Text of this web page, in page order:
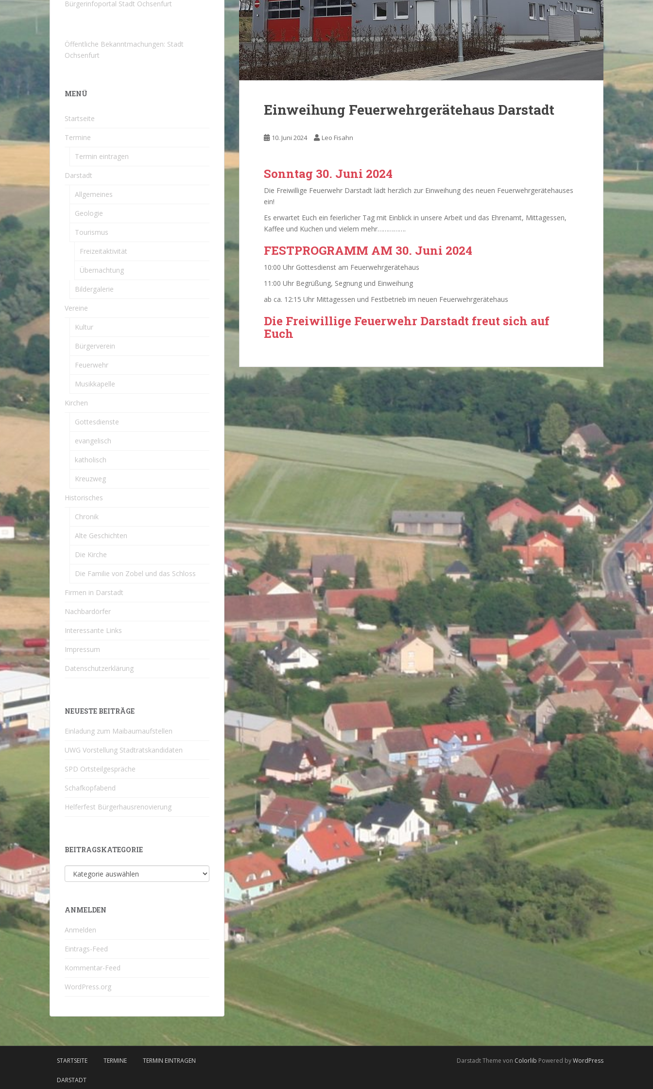
Einweihung Feuerwehrgerätehaus Darstadt
10. Juni 2024 Leo Fisahn
Sonntag 30. Juni 2024
Die Freiwillige Feuerwehr Darstadt lädt herzlich zur Einweihung des neuen Feuerwehrgerätehauses
ein!
Es erwartet Euch ein feierlicher Tag mit Einblick in unsere Arbeit und das Ehrenamt, Mittagessen,
Kaffee und Kuchen und vielem mehr…………….
FESTPROGRAMM AM 30. Juni 2024
10:00 Uhr Gottesdienst am Feuerwehrgerätehaus
11:00 Uhr Begrüßung, Segnung und Einweihung
ab ca. 12:15 Uhr Mittagessen und Festbetrieb im neuen Feuerwehrgerätehaus
Die Freiwillige Feuerwehr Darstadt freut sich auf
Euch
Bürgerinfoportal Stadt Ochsenfurt
Öffentliche Bekanntmachungen: Stadt
Ochsenfurt
MENÜ
Startseite
Termine
Termin eintragen
Darstadt
Allgemeines
Geologie
Tourismus
Freizeitaktivität
Übernachtung
Bildergalerie
Vereine
Kultur
Bürgerverein
Feuerwehr
Musikkapelle
Kirchen
Gottesdienste
evangelisch
katholisch
Kreuzweg
Historisches
Chronik
Alte Geschichten
Die Kirche
Die Familie von Zobel und das Schloss
Firmen in Darstadt
Nachbardörfer
Interessante Links
Impressum
Datenschutzerklärung
NEUESTE BEITRÄGE
Einladung zum Maibaumaufstellen
UWG Vorstellung Stadtratskandidaten
SPD Ortsteilgespräche
Schafkopfabend
Helferfest Bürgerhausrenovierung
BEITRAGSKATEGORIE
Beitragskategorie
ANMELDEN
Anmelden
Eintrags-Feed
Kommentar-Feed
WordPress.org
STARTSEITE TERMINE TERMIN EINTRAGEN
DARSTADT
Darstadt Theme von Colorlib Powered byWordPress